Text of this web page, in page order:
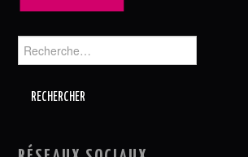
Rechercher :